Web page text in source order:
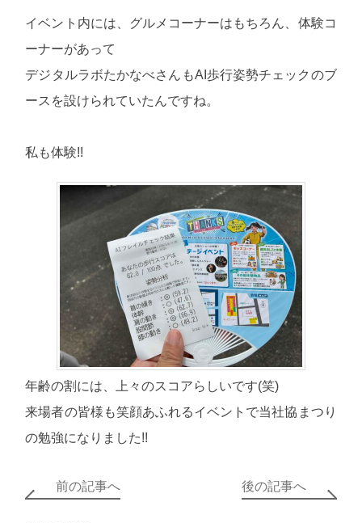
イベント内には、グルメコーナーはもちろん、体験コ
ーナーがあって
デジタルラボたかなべさんもAI歩行姿勢チェックのブ
ースを設けられていたんですね。
私も体験!!
年齢の割には、上々のスコアらしいです(笑)
来場者の皆様も笑顔あふれるイベントで当社協まつり
の勉強になりました!!
前の記事へ 後の記事へ